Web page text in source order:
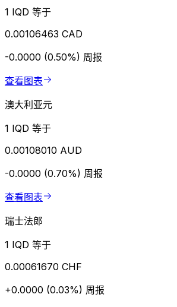
1 IQD 等于
0.00106463 CAD
-0.0000 (0.50%) 周报
查看图表
澳大利亚元
1 IQD 等于
0.00108010 AUD
-0.0000 (0.70%) 周报
查看图表
瑞士法郎
1 IQD 等于
0.00061670 CHF
+0.0000 (0.03%) 周报